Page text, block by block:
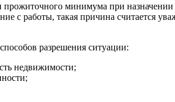
минимума при
с работы, такая причина считается
разрешения ситуации:
недвижимости;